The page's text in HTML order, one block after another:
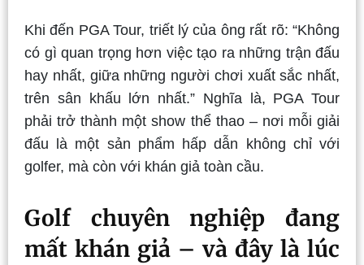
Khi đến PGA Tour, triết lý của ông rất rõ: “Không
có gì quan trọng hơn việc tạo ra những trận đấu
hay nhất, giữa những người chơi xuất sắc nhất,
trên sân khấu lớn nhất.” Nghĩa là, PGA Tour
phải trở thành một show thể thao – nơi mỗi giải
đấu là một sản phẩm hấp dẫn không chỉ với
golfer, mà còn với khán giả toàn cầu.
Golf chuyên nghiệp đang
mất khán giả – và đây là lúc